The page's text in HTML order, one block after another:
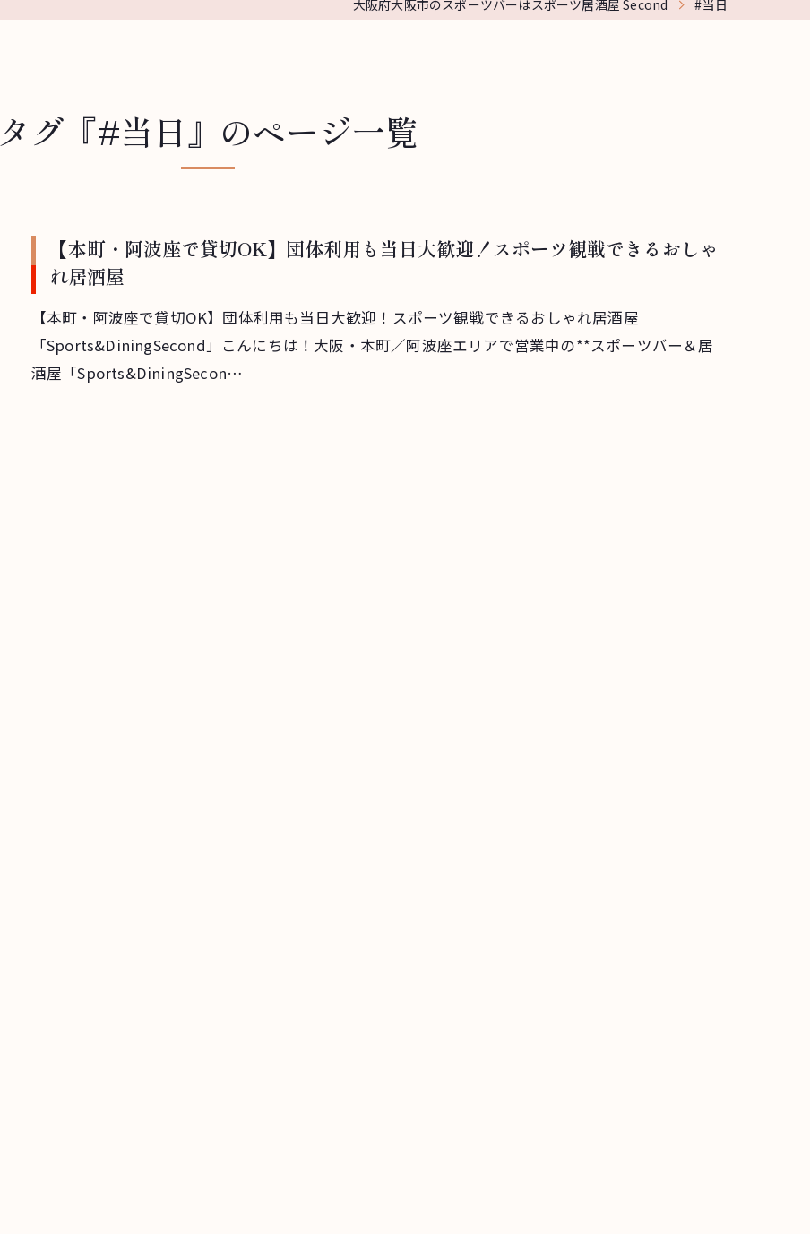
大阪府大阪市のスポーツバーはスポーツ居酒屋 Second #当日
タグ『#当日』のページ一覧
【本町・阿波座で貸切OK】団体利用も当日大歓迎！スポーツ観戦できるおしゃ
れ居酒屋
【本町・阿波座で貸切OK】団体利用も当日大歓迎！スポーツ観戦できるおしゃれ居酒屋
「Sports&DiningSecond」こんにちは！大阪・本町／阿波座エリアで営業中の**スポーツバー＆居
酒屋「Sports&DiningSecon…